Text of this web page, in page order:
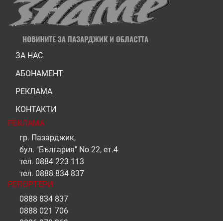
ЗА НАС
АБОНАМЕНТ
РЕКЛАМА
КОНТАКТИ
РЕКЛАМА
гр. Пазарджик,
бул. "България" No 22, ет.4
тел. 0884 223 113
тел. 0888 834 837
РЕПОРТЕРИ
0888 834 837
0888 021 706